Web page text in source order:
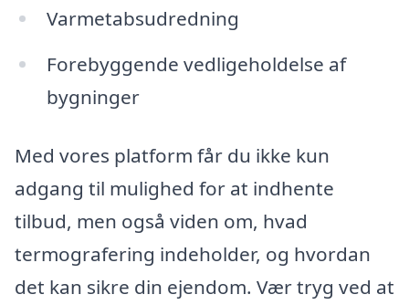
Varmetabsudredning
Forebyggende vedligeholdelse af
bygninger
Med vores platform får du ikke kun
adgang til mulighed for at indhente
tilbud, men også viden om, hvad
termografering indeholder, og hvordan
det kan sikre din ejendom. Vær tryg ved at